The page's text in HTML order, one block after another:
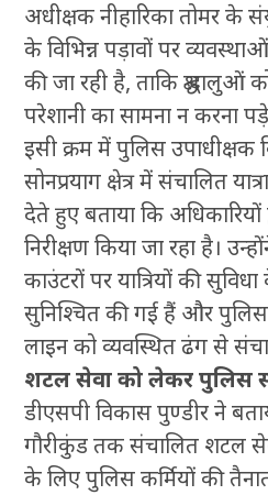
अधीक्षक नीहारिका तोमर के
के विभिन्न पड़ावों पर
की जा रही है, ताकि श्रद्धालुओं
परेशानी का सामना न करना
इसी क्रम में पुलिस उपाधीक्षक
सोनप्रयाग क्षेत्र में संचालित
देते हुए बताया कि अधिकारियों
निरीक्षण किया जा रहा है।
काउंटरों पर यात्रियों की
सुनिश्चित की गई हैं और पुलिस
लाइन को व्यवस्थित ढंग से
शटल सेवा को लेकर पुलिस
डीएसपी विकास पुण्डीर ने
गौरीकुंड तक संचालित शटल
के लिए पुलिस कर्मियों की